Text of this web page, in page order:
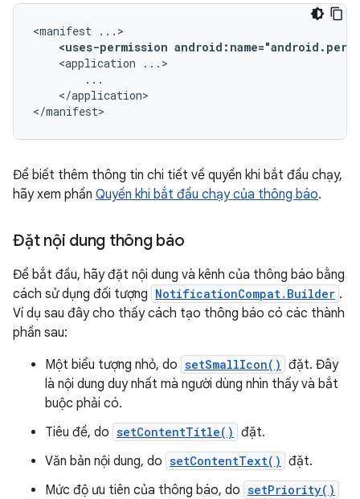
<manifest
<uses-permission
<application
</application>
</manifest>
Để biết thêm thông tin chi tiết về quyền khi bắt đầu chạy,
hãy xem phần Quyền khi bắt đầu chạy của thông báo.
Đặt nội dung thông báo
Để bắt đầu, hãy đặt nội dung và kênh của thông báo bằng
cách sử dụng đối tượng NotificationCompat.Builder .
Ví dụ sau đây cho thấy cách tạo thông báo có các thành
phần sau:
Một biểu tượng nhỏ, do setSmallIcon() đặt. Đây
là nội dung duy nhất mà người dùng nhìn thấy và bắt
buộc phải có.
Tiêu đề, do setContentTitle() đặt.
Văn bản nội dung, do setContentText() đặt.
Mức độ ưu tiên của thông báo, do setPriority()